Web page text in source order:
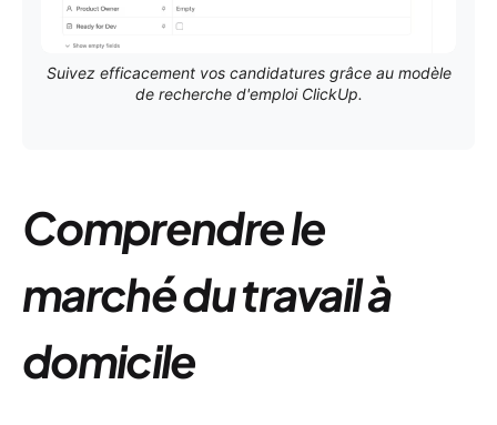
Suivez efficacement vos candidatures grâce au modèle
de recherche d'emploi ClickUp.
Comprendre le
marché du travail à
domicile